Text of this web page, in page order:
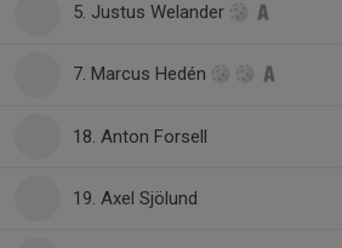
5. Justus Welander
7. Marcus Hedén
18. Anton Forsell
19. Axel Sjölund